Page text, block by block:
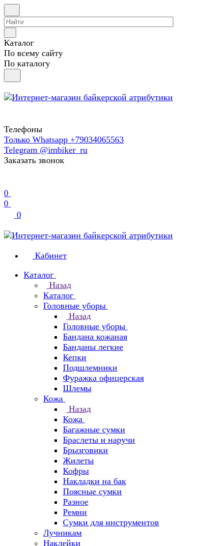
Каталог
По всему сайту
По каталогу
Телефоны
Только Whatsapp +79034065563
Telegram @imbiker_ru
Заказать звонок
0
0
0
Кабинет
Каталог
Назад
Каталог
Головные уборы
Назад
Головные уборы
Бандана кожаная
Банданы легкие
Кепки
Подшлемники
Фуражка офицерская
Шлемы
Кожа
Назад
Кожа
Багажные сумки
Браслеты и наручи
Брызговики
Жилеты
Кофры
Накладки на бак
Поясные сумки
Разное
Ремни
Сумки для инструментов
Лучникам
Наклейки